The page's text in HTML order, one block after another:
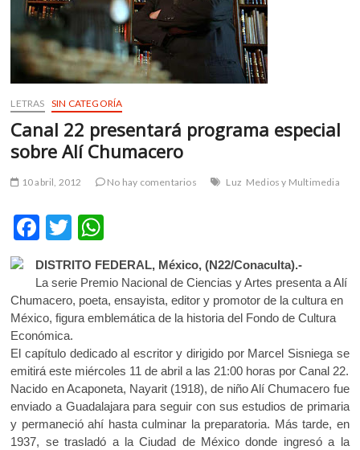
s
o
p
e
n
LETRAS SIN CATEGORÍA
Canal 22 presentará programa especial
sobre Alí Chumacero
10 abril, 2012 No hay comentarios Luz Medios y Multimedia
F
ac
e
b
o
o
k
T
w
itt
er
h
at
s
A
p
p
DISTRITO FEDERAL, México, (N22/Conaculta).-
La serie Premio Nacional de Ciencias y Artes presenta a Alí
Chumacero, poeta, ensayista, editor y promotor de la cultura en
México, figura emblemática de la historia del Fondo de Cultura
Económica.
El capítulo dedicado al escritor y dirigido por Marcel Sisniega se
emitirá este miércoles 11 de abril a las 21:00 horas por Canal 22.
Nacido en Acaponeta, Nayarit (1918), de niño Alí Chumacero fue
enviado a Guadalajara para seguir con sus estudios de primaria
y permaneció ahí hasta culminar la preparatoria. Más tarde, en
1937, se trasladó a la Ciudad de México donde ingresó a la